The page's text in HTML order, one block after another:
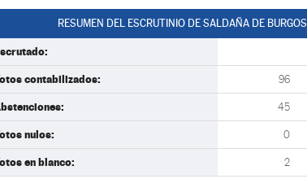
RESUMEN DEL ESCRUTINIO DE SALDAÑA DE BURGOS
contabilizados: 96
45
nulos: 0
en blanco: 2